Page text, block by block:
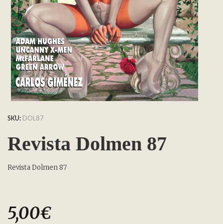
SKU: DOL87
Revista Dolmen 87
Revista Dolmen 87
5,00€